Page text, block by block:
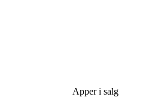
Apper i salg